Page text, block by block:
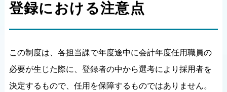
登録における注意点
この制度は、各担当課で年度途中に会計年度任⽤職員の
必要が⽣じた際に、登録者の中から選考により採⽤者を
決定するもので、任用を保障するものではありません。